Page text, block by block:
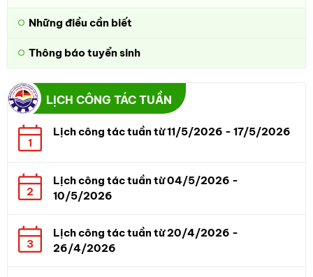
Những điều cần biết
Thông báo tuyển sinh
LỊCH CÔNG TÁC TUẦN
1
Lịch công tác tuần từ 11/5/2026 - 17/5/2026
2
Lịch công tác tuần từ 04/5/2026 -
10/5/2026
3
Lịch công tác tuần từ 20/4/2026 -
26/4/2026